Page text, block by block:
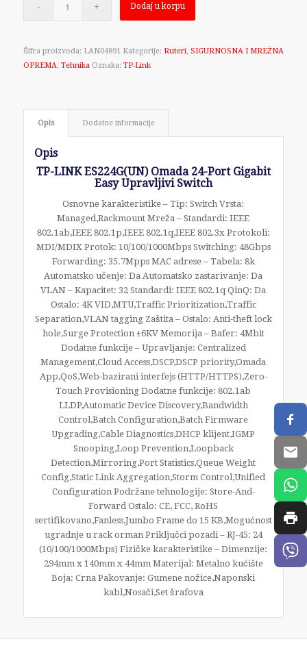
Dodaj u korpu
Šifra proizvoda: LAN04891 Kategorije: Ruteri, SIGURNOSNA I MREŽNA
OPREMA Tehnika Oznaka: TP-Link
Opis Dodatne informacije
Opis
TP-LINK ES224G(UN) Omada 24-Port Gigabit
Easy Upravljivi Switch
Osnovne karakteristike – Tip: Switch Vrsta:
Managed,Rackmount Mreža – Standardi: IEEE
802.1ab,IEEE 802.1p,IEEE 802.1q,IEEE 802.3x Protokoli:
MDI/MDIX Protok: 10/100/1000Mbps Switching: 48Gbps
Forwarding: 35.7Mpps MAC adrese – Tabela: 8k
Automatsko učenje: Da Automatsko zastarivanje: Da
VLAN – Kapacitet: 32 Standardi: IEEE 802.1q QinQ: Da
Ostalo: 4K VID,MTU,Traffic Prioritization,Traffic
Separation,VLAN tagging Zaštita – Ostalo: Anti-theft lock
hole,Surge Protection ±6KV Memorija – Bafer: 4Mbit
Dodatne funkcije – Upravljanje: Centralized
Management,Cloud Access,DSCP,DSCP priority,Omada
App,QoS,Web-bazirani interfejs (HTTP/HTTPS),Zero-
Touch Provisioning Dodatne funkcije: 802.1ab
LLDP,Automatic Device Discovery,Bandwidth
Control,Batch Configuration,Batch Firmware
Upgrading,Cable Diagnostics,DHCP klijent,IGMP
Snooping,Loop Prevention,Loopback
Detection,Mirroring,Port Statistics,Queue Weight
Config,Static Link Aggregation,Storm Control,Unified
Configuration Podržane tehnologije: Store-And-
Forward Ostalo: CE, FCC, RoHS
sertifikovano,Fanless,Jumbo Frame do 15 KB,Mogućnost
ugradnje u rack orman Priključci pozadi – RJ-45: 24
(10/100/1000Mbps) Fizičke karakteristike – Dimenzije:
294mm x 140mm x 44mm Materijal: Metalno kućište
Boja: Crna Pakovanje: Gumene nožice,Naponski
kabl,Nosači,Set šrafova